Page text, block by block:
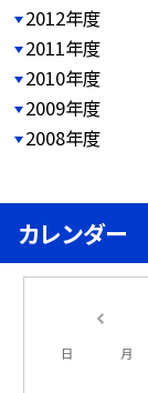
2012年度
2011年度
2010年度
2009年度
2008年度
カレンダー
日 月